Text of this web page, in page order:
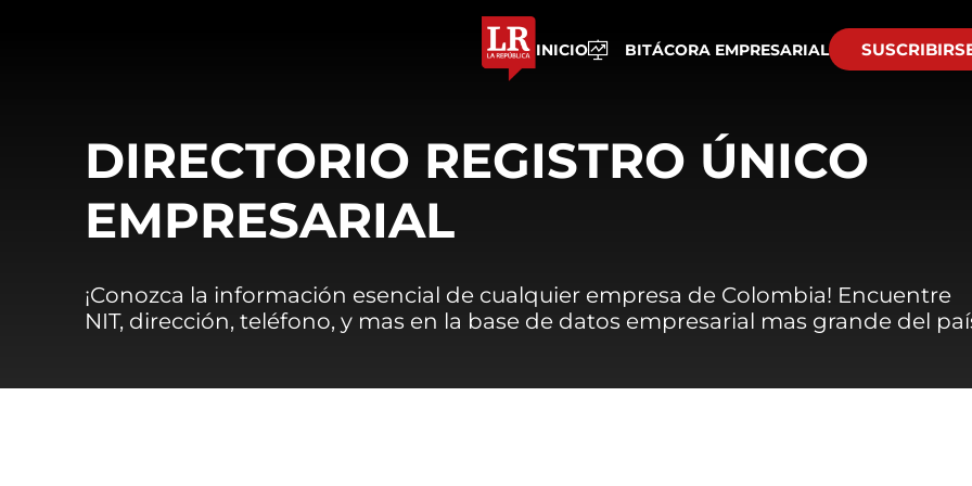
INICIO BITÁCORA EMPRESARIAL
DIRECTORIO REGISTRO ÚNICO
EMPRESARIAL
¡Conozca la información esencial de cualquier empresa de Colombia! Encuentre
NIT, dirección, teléfono, y mas en la base de datos empresarial mas grande del